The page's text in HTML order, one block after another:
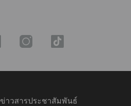
ข่าวสารประชาสัมพันธ์